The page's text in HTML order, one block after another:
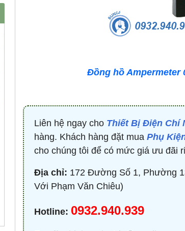
TỤ BÙ TRÒN 20KVAR 3P 450V -
HDCAP304500203 - HIMEL
MUA NGAY
BỘ ĐIỀU
Đồng hồ Ampermeter
Liên hệ ngay cho Thiết Bị Điện Chí
hàng. Khách hàng đặt mua Phụ
cho chúng tôi để có mức giá ưu đãi
Địa chỉ: 172 Đường Số 1, Phường
Với Phạm Văn Chiêu)
Hotline: 0932.940.939